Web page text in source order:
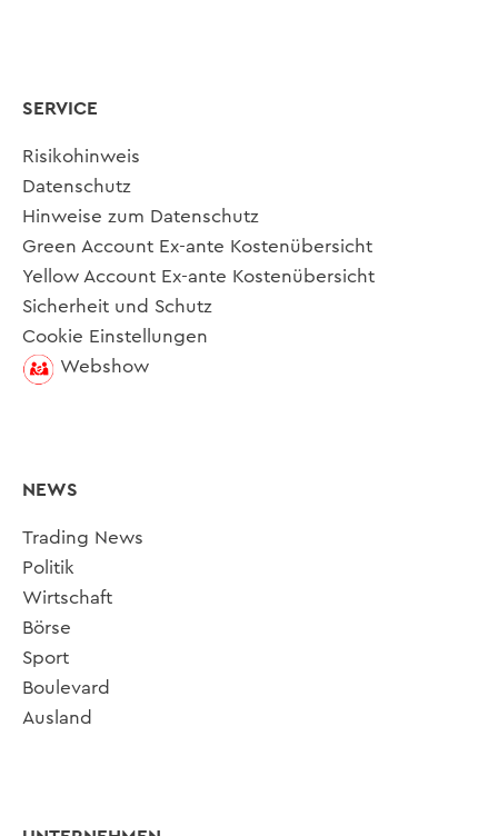
SERVICE
Risikohinweis
Datenschutz
Hinweise zum Datenschutz
Green Account Ex-ante Kostenübersicht
Yellow Account Ex-ante Kostenübersicht
Sicherheit und Schutz
Cookie Einstellungen
Webshow
NEWS
Trading News
Politik
Wirtschaft
Börse
Sport
Boulevard
Ausland